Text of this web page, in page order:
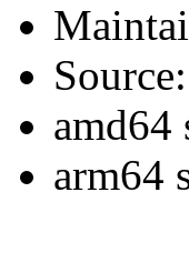
amd64
arm64